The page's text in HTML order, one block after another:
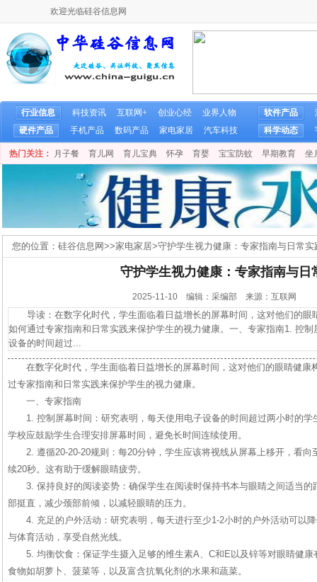
欢迎光临硅谷信息网
行业信息 科技资讯 互联网+ 创业心经
业界人物
硬件产品
手机产品 数码产品 家电家居 汽车科技
软件产品
科学动态
热门关注： 月子餐 育儿网 育儿宝典 怀孕 育婴 宝宝防蚊 早期教育 坐
您的位置： 硅谷信息网>>家电家居>守护学生视力健康：专家指南与日常实
守护学生视力健康：专家指南与日
2025-11-10 编辑：采编部 来源：互联网
导读：在数字化时代，学生面临着日益增长的屏幕时间，这对他们的眼
如何通过专家指南和日常实践来保护学生的视力健康。一、专家指南1. 控
设备的时间超过...
在数字化时代，学生面临着日益增长的屏幕时间，这对他们的眼睛健康
过专家指南和日常实践来保护学生的视力健康。
一、专家指南
1. 控制屏幕时间：研究表明，每天使用电子设备的时间超过两小时的
学校应鼓励学生合理安排屏幕时间，避免长时间连续使用。
2. 遵循20-20-20规则：每20分钟，学生应该将视线从屏幕上移开，看
续20秒。这有助于缓解眼睛疲劳。
3. 保持良好的阅读姿势：确保学生在阅读时保持书本与眼睛之间适当
部挺直，减少颈部前倾，以减轻眼睛的压力。
4. 充足的户外活动：研究表明，每天进行至少1-2小时的户外活动可以
与体育活动，享受自然光线。
5. 均衡饮食：保证学生摄入足够的维生素A、C和E以及锌等对眼睛健
食物如胡萝卜、菠菜等，以及富含抗氧化剂的水果和蔬菜。